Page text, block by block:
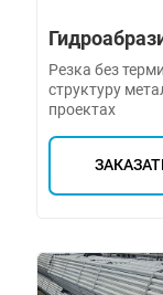
Резка без
структуру
проектах